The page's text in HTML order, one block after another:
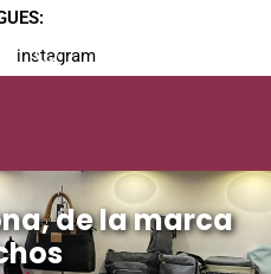
instagram
de la marca